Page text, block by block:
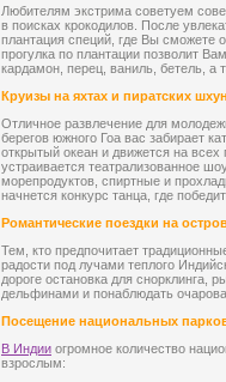
Любителям экстрима советуем
в поисках крокодилов. После
плантация специй, где Вы сможете
прогулка по плантации позволит
кардамон, перец, ваниль, бетель, а
Круизы на яхтах и пиратских
Отличное развлечение для
берегов южного Гоа вас забирает
открытый океан и движется на
устраивается театрализованное
морепродуктов, спиртные и
начнется конкурс танца, где
Романтические поездки на
Тем, кто предпочитает
радости под лучами теплого
дороге остановка для снорклинга,
дельфинами и понаблюдать
Посещение национальных
В Индии огромное количество
взрослым: